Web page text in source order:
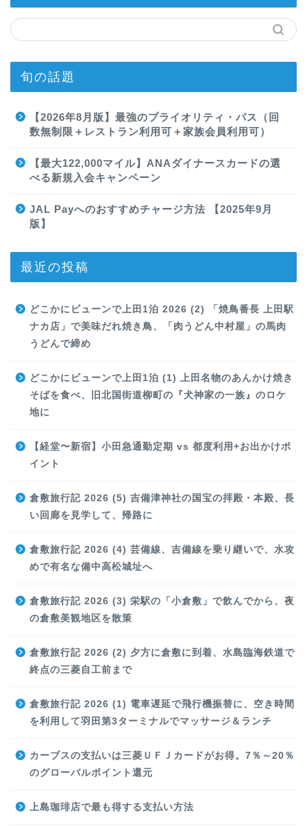
旬の話題
【2026年8月版】最強のプライオリティ・パス（回
数無制限＋レストラン利用可＋家族会員利用可）
【最大122,000マイル】ANAダイナースカードの選
べる新規入会キャンペーン
JAL Payへのおすすめチャージ方法 【2025年9月
版】
最近の投稿
どこかにビューンで上田1泊 2026 (2) 「焼鳥番長 上田駅
ナカ店」で美味だれ焼き鳥、「肉うどん中村屋」の馬肉
うどんで締め
どこかにビューンで上田1泊 (1) 上田名物のあんかけ焼き
そばを食べ、旧北国街道柳町の『犬神家の一族』のロケ
地に
【経堂〜新宿】小田急通勤定期 vs 都度利用+お出かけポ
イント
倉敷旅行記 2026 (5) 吉備津神社の国宝の拝殿・本殿、長
い回廊を見学して、帰路に
倉敷旅行記 2026 (4) 芸備線、吉備線を乗り継いで、水攻
めで有名な備中高松城址へ
倉敷旅行記 2026 (3) 栄駅の「小倉敷」で飲んでから、夜
の倉敷美観地区を散策
倉敷旅行記 2026 (2) 夕方に倉敷に到着、水島臨海鉄道で
終点の三菱自工前まで
倉敷旅行記 2026 (1) 電車遅延で飛行機振替に、空き時間
を利用して羽田第3ターミナルでマッサージ＆ランチ
カーブスの支払いは三菱ＵＦＪカードがお得。7％～20％
のグローバルポイント還元
上島珈琲店で最も得する支払い方法